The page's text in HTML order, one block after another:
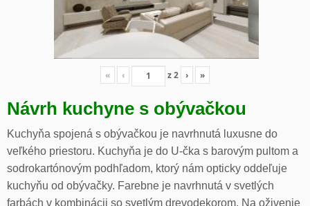
« ‹ z2 › »
Návrh kuchyne s obývačkou
Kuchyňa spojená s obývačkou je navrhnutá luxusne do
veľkého priestoru. Kuchyňa je do U-čka s barovým pultom a
sodrokartónovým podhľadom, ktorý nám opticky oddeľuje
kuchyňu od obývačky. Farebne je navrhnutá v svetlých
farbách v kombinácii so svetlým drevodekorom. Na oživenie